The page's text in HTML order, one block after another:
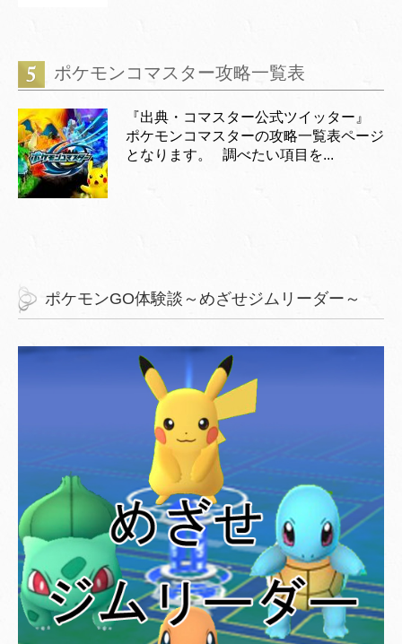
ポケモンコマスター攻略一覧表
『出典・コマスター公式ツイッター』
ポケモンコマスターの攻略一覧表ページ
となります。 調べたい項目を...
ポケモンGO体験談～めざせジムリーダー～